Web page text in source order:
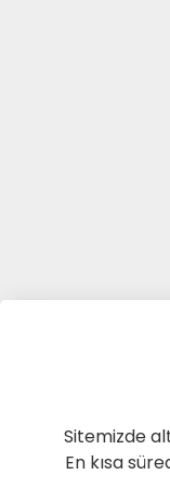
Sitemizde
En kısa